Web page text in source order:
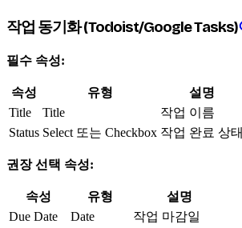
작업 동기화 (Todoist/Google Tasks)
필수 속성:
속성 유형
설명
Title
Title
작업 이름
Status Select 또는 Checkbox 작업 완료 상태
권장 선택 속성:
속성 유형
설명
Due Date
Date
작업 마감일